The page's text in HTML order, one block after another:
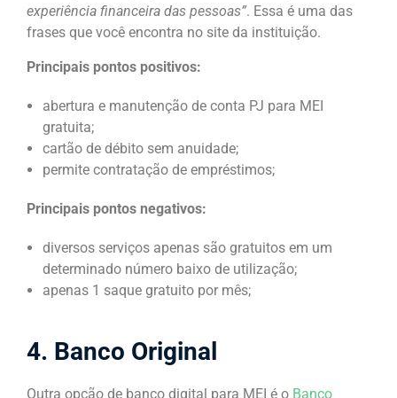
experiência financeira das pessoas”. Essa é uma das
frases que você encontra no site da instituição.
Principais pontos positivos:
abertura e manutenção de conta PJ para MEI
gratuita;
cartão de débito sem anuidade;
permite contratação de empréstimos;
Principais pontos negativos:
diversos serviços apenas são gratuitos em um
determinado número baixo de utilização;
apenas 1 saque gratuito por mês;
4. Banco Original
Outra opção de banco digital para MEI é o Banco